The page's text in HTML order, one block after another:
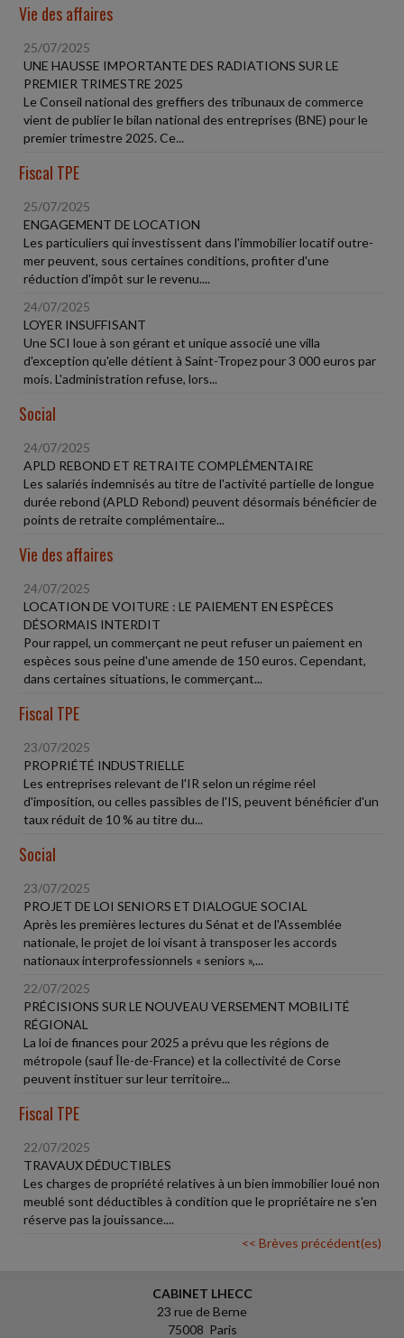
Vie des affaires
25/07/2025
UNE HAUSSE IMPORTANTE DES RADIATIONS SUR LE
PREMIER TRIMESTRE 2025
Le Conseil national des greffiers des tribunaux de commerce
vient de publier le bilan national des entreprises (BNE) pour le
premier trimestre 2025. Ce...
Fiscal TPE
25/07/2025
ENGAGEMENT DE LOCATION
Les particuliers qui investissent dans l'immobilier locatif outre-
mer peuvent, sous certaines conditions, profiter d'une
réduction d'impôt sur le revenu....
24/07/2025
LOYER INSUFFISANT
Une SCI loue à son gérant et unique associé une villa
d'exception qu'elle détient à Saint-Tropez pour 3 000 euros par
mois. L'administration refuse, lors...
Social
24/07/2025
APLD REBOND ET RETRAITE COMPLÉMENTAIRE
Les salariés indemnisés au titre de l'activité partielle de longue
durée rebond (APLD Rebond) peuvent désormais bénéficier de
points de retraite complémentaire...
Vie des affaires
24/07/2025
LOCATION DE VOITURE : LE PAIEMENT EN ESPÈCES
DÉSORMAIS INTERDIT
Pour rappel, un commerçant ne peut refuser un paiement en
espèces sous peine d'une amende de 150 euros. Cependant,
dans certaines situations, le commerçant...
Fiscal TPE
23/07/2025
PROPRIÉTÉ INDUSTRIELLE
Les entreprises relevant de l'IR selon un régime réel
d'imposition, ou celles passibles de l'IS, peuvent bénéficier d'un
taux réduit de 10 % au titre du...
Social
23/07/2025
PROJET DE LOI SENIORS ET DIALOGUE SOCIAL
Après les premières lectures du Sénat et de l'Assemblée
nationale, le projet de loi visant à transposer les accords
nationaux interprofessionnels « seniors »,...
22/07/2025
PRÉCISIONS SUR LE NOUVEAU VERSEMENT MOBILITÉ
RÉGIONAL
La loi de finances pour 2025 a prévu que les régions de
métropole (sauf Île-de-France) et la collectivité de Corse
peuvent instituer sur leur territoire...
Fiscal TPE
22/07/2025
TRAVAUX DÉDUCTIBLES
Les charges de propriété relatives à un bien immobilier loué non
meublé sont déductibles à condition que le propriétaire ne s'en
réserve pas la jouissance....
<< Brèves précédent(es)
CABINET LHECC
23 rue de Berne
75008 Paris